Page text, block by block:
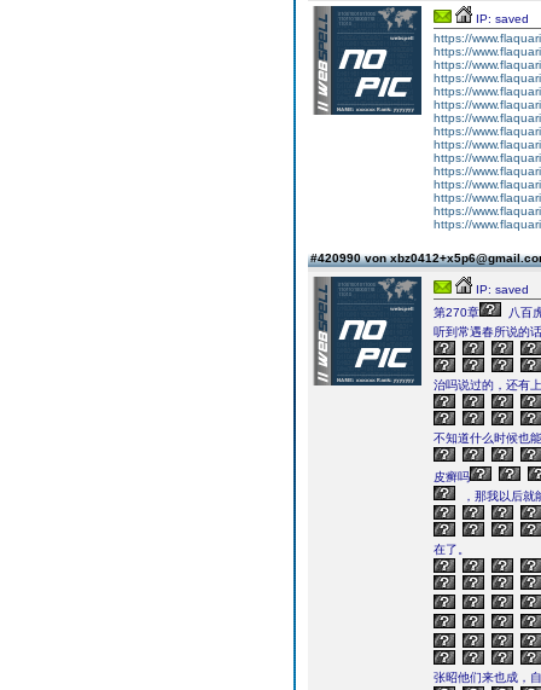
IP: saved
https://
https://
https://
https://
https://
https://
https://
https://
https://
https://
https://
https://
https://
https://
https://
#420990 von
IP: saved
第270章
八百
听到常遇春所说的
治吗说过的，还有
不知道什么时候也
皮癣吗
，那我以后
在了。
张昭他们来也成，